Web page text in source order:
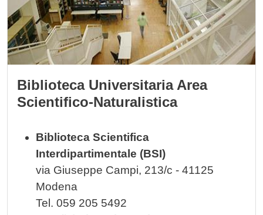
Biblioteca Universitaria Area
Scientifico-Naturalistica
Biblioteca Scientifica
Interdipartimentale (BSI)
via Giuseppe Campi, 213/c - 41125
Modena
Tel. 059 205 5492